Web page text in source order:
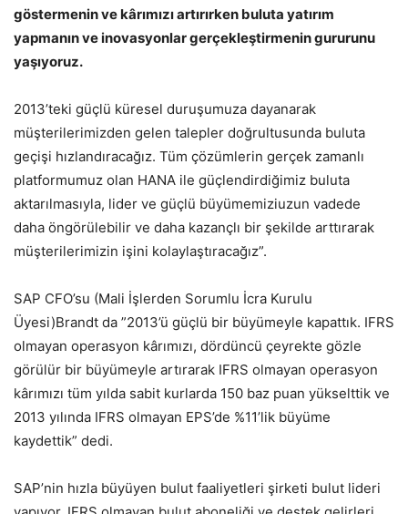
göstermenin ve kârımızı artırırken buluta yatırım
yapmanın ve inovasyonlar gerçekleştirmenin gururunu
yaşıyoruz.
2013’teki güçlü küresel duruşumuza dayanarak
müşterilerimizden gelen talepler doğrultusunda buluta
geçişi hızlandıracağız. Tüm çözümlerin gerçek zamanlı
platformumuz olan HANA ile güçlendirdiğimiz buluta
aktarılmasıyla, lider ve güçlü büyümemiziuzun vadede
daha öngörülebilir ve daha kazançlı bir şekilde arttırarak
müşterilerimizin işini kolaylaştıracağız”.
SAP CFO’su (Mali İşlerden Sorumlu İcra Kurulu
Üyesi)Brandt da ”2013’ü güçlü bir büyümeyle kapattık. IFRS
olmayan operasyon kârımızı, dördüncü çeyrekte gözle
görülür bir büyümeyle artırarak IFRS olmayan operasyon
kârımızı tüm yılda sabit kurlarda 150 baz puan yükselttik ve
2013 yılında IFRS olmayan EPS’de %11’lik büyüme
kaydettik” dedi.
SAP’nin hızla büyüyen bulut faaliyetleri şirketi bulut lideri